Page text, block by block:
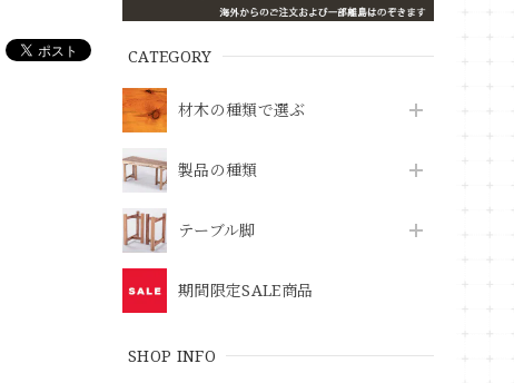
CATEGORY
材木の種類で選ぶ
製品の種類
テーブル脚
期間限定SALE商品
SHOP INFO